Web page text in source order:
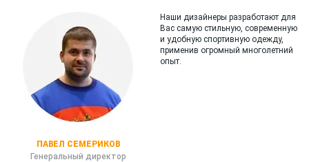
ПАВЕЛ СЕМЕРИКОВ
Генеральный директор
Наши дизайнеры разработают для
Вас самую стильную, современную
и удобную спортивную одежду,
применив огромный многолетний
опыт.